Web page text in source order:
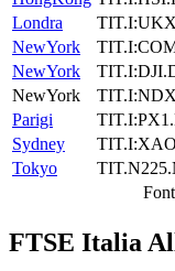
Londra
NewYork
NewYork
NewYork
Parigi
Sydney
Tokyo
FTSE Italia